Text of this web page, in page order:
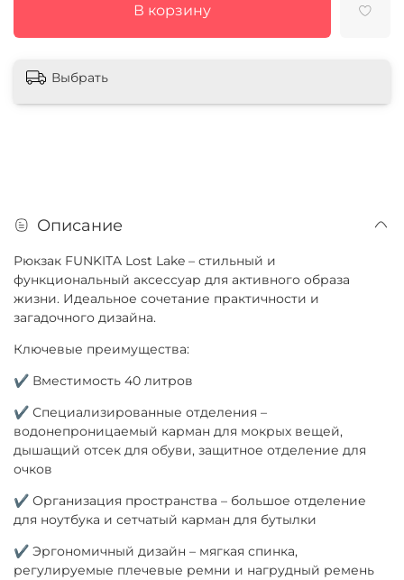
В корзину
Выбрать
Описание
Рюкзак FUNKITA Lost Lake – стильный и
функциональный аксессуар для активного образа
жизни. Идеальное сочетание практичности и
загадочного дизайна.
Ключевые преимущества:
✔ Вместимость 40 литров
✔ Специализированные отделения –
водонепроницаемый карман для мокрых вещей,
дышащий отсек для обуви, защитное отделение для
очков
✔ Организация пространства – большое отделение
для ноутбука и сетчатый карман для бутылки
✔ Эргономичный дизайн – мягкая спинка,
регулируемые плечевые ремни и нагрудный ремень